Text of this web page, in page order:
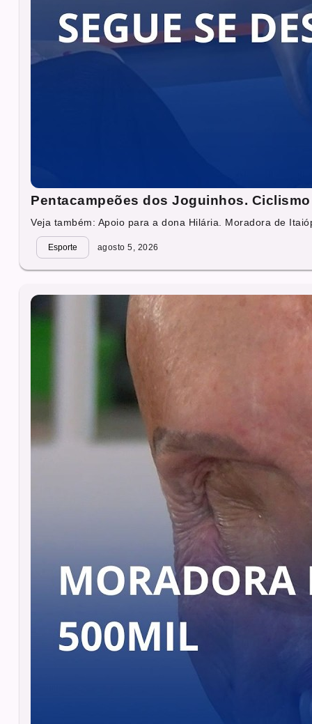
Pentacampeões dos Joguinhos.
Veja também: Apoio para a dona Hilária. Moradora de
Esporte agosto 5, 2026